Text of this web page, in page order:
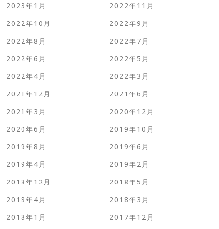
2023年1月
2022年11月
2022年10月
2022年9月
2022年8月
2022年7月
2022年6月
2022年5月
2022年4月
2022年3月
2021年12月
2021年6月
2021年3月
2020年12月
2020年6月
2019年10月
2019年8月
2019年6月
2019年4月
2019年2月
2018年12月
2018年5月
2018年4月
2018年3月
2018年1月
2017年12月